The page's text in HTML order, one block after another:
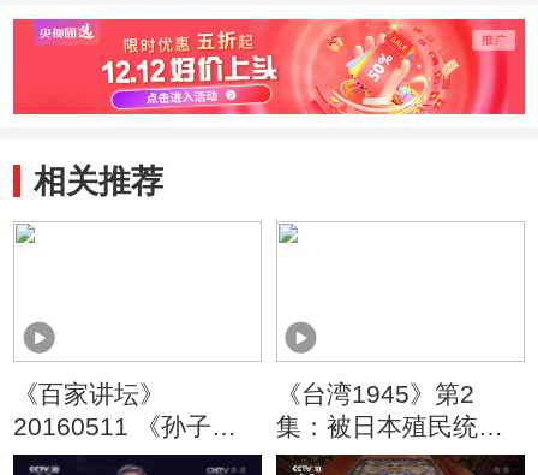
相关推荐
《百家讲坛》
20160511 《孙子兵
法》（第三部） 11 地
《台湾1945》第2
集：被日本殖民统治
五十年的台湾终于迎